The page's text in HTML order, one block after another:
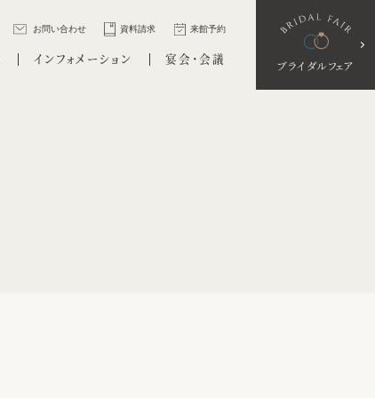
お問い合わせ 資料請求 来館予約
ブライダルフェア
インフォメーション 宴会・会議